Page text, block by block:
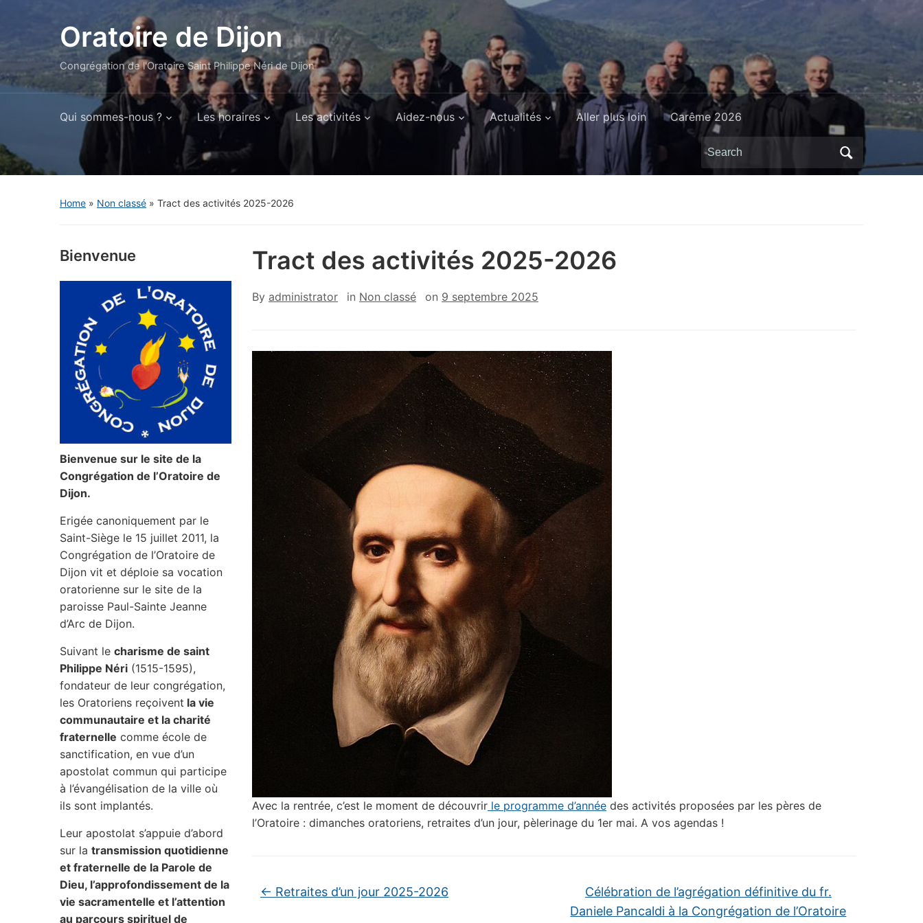
Oratoire de Dijon
Congrégation de l'Oratoire Saint Philippe Néri de Dijon
Qui sommes-nous ? Les horaires Les activités Aidez-nous Actualités Aller plus loin Carême 2026
Search
for:
Home » Non classé » Tract des activités 2025-2026
Bienvenue
Bienvenue sur le site de la
Congrégation de l’Oratoire de
Dijon.
Erigée canoniquement par le
Saint-Siège le 15 juillet 2011, la
Congrégation de l’Oratoire de
Dijon vit et déploie sa vocation
oratorienne sur le site de la
paroisse Paul-Sainte Jeanne
d’Arc de Dijon.
Suivant le charisme de saint
Philippe Néri (1515-1595),
fondateur de leur congrégation,
les Oratoriens reçoivent la vie
communautaire et la charité
fraternelle comme école de
sanctification, en vue d’un
apostolat commun qui participe
à l’évangélisation de la ville où
ils sont implantés.
Leur apostolat s’appuie d’abord
sur la transmission quotidienne
et fraternelle de la Parole de
Dieu, l’approfondissement de la
vie sacramentelle et l’attention
au parcours spirituel de
Tract des activités 2025-2026
By administrator in Non classé on 9 septembre 2025
Avec la rentrée, c’est le moment de découvrir le programme d’année des activités proposées par les pères de
l’Oratoire : dimanches oratoriens, retraites d’un jour, pèlerinage du 1er mai. A vos agendas !
← Retraites d’un jour 2025-2026
Célébration de l’agrégation définitive du fr.
Daniele Pancaldi à la Congrégation de l’Oratoire